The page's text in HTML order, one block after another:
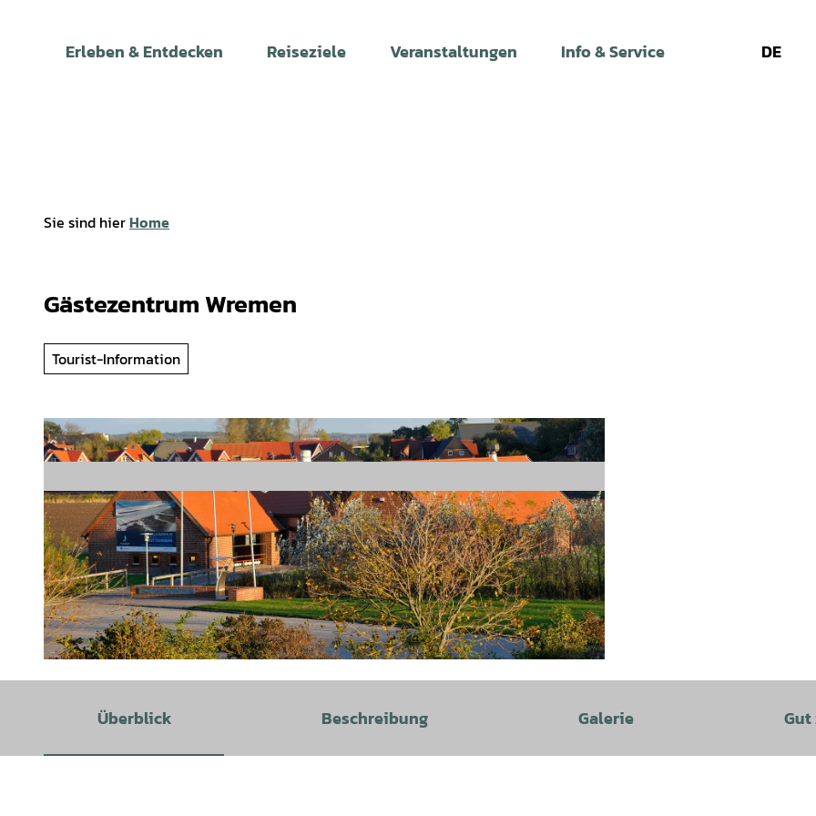
Erleben & Entdecken Reiseziele Veranstaltungen Info & Service DE
Sie sind hierHome
Gästezentrum Wremen
Tourist-Information
Überblick Beschreibung Galerie Gut